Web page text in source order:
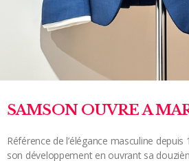
SAMSON OUVRE A
Référence de l’élégance masculine
son développement en ouvrant sa